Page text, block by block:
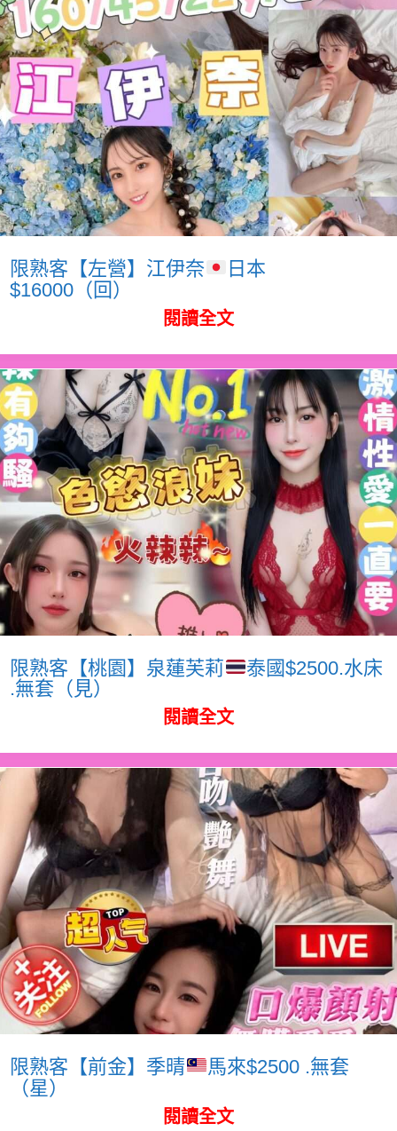
限熟客【左營】江伊奈
日本
$16000（回）
閱讀全文
限熟客【桃園】泉蓮芙莉
泰國$2500.水床
.無套（見）
閱讀全文
限熟客【前金】季晴
馬來$2500 .無套
（星）
閱讀全文